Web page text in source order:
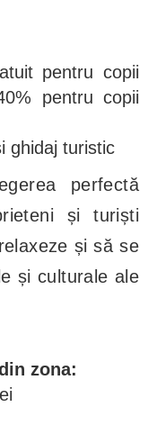
pentru copii
pentru copii
ghidaj turistic
perfectă
și turiști
și să se
și culturale ale
zona: